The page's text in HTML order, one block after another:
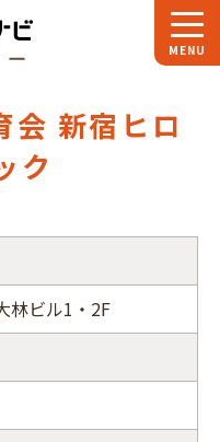
ル対談
会 新宿ヒロ
ク
林ビル1・2F